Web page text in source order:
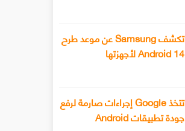
سيحصل هاتف Xiaomi 13 أخيرًا على عدسة
الفيديو المتقدمة باستخدام وضع
تكشف Samsung عن موعد طرح
Android 14 لأجهزتها
تتخذ Google إجراءات صارمة لرفع
جودة تطبيقات Android